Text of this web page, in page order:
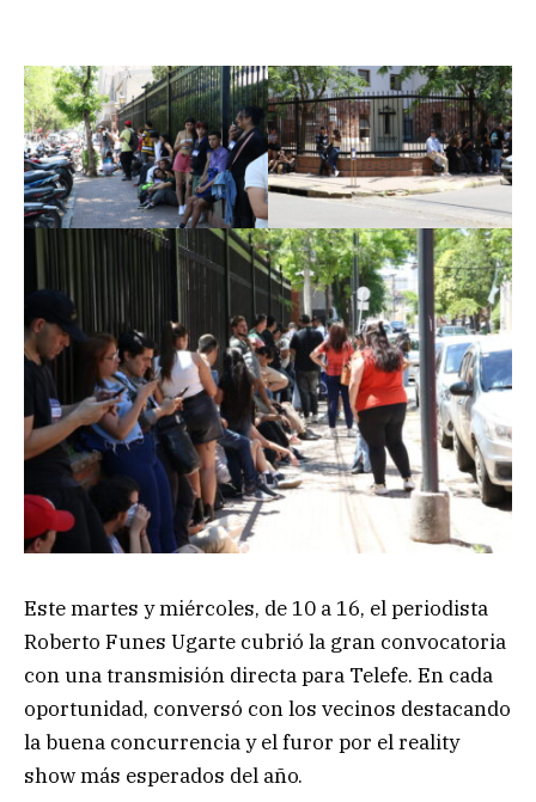
Este martes y miércoles, de 10 a 16, el periodista
Roberto Funes Ugarte cubrió la gran convocatoria
con una transmisión directa para Telefe. En cada
oportunidad, conversó con los vecinos destacando
la buena concurrencia y el furor por el reality
show más esperados del año.